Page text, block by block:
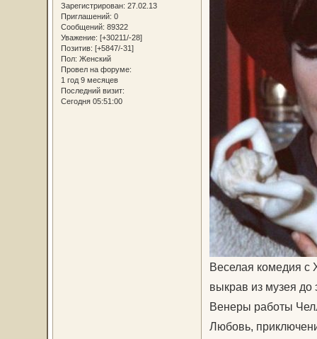
Зарегистрирован: 27.02.13
Приглашений: 0
Сообщений: 89322
Уважение: [+30211/-28]
Позитив: [+5847/-31]
Пол: Женский
Провел на форуме:
1 год 9 месяцев
Последний визит:
Сегодня 05:51:00
Веселая комедия
выкрав из музея до
Венеры работы
Любовь,